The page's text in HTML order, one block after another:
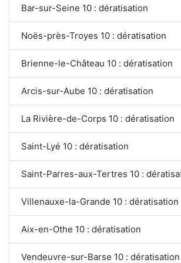
Bar-sur-Seine 10 : dératisation
Noës-près-Troyes 10 : dératisation
Brienne-le-Château 10 : dératisation
Arcis-sur-Aube 10 : dératisation
La Rivière-de-Corps 10 : dératisation
Saint-Lyé 10 : dératisation
Saint-Parres-aux-Tertres 10 :
Villenauxe-la-Grande 10 : dératisation
Aix-en-Othe 10 : dératisation
Vendeuvre-sur-Barse 10 : dératisation